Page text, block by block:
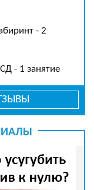
- 2
- 1 занятие